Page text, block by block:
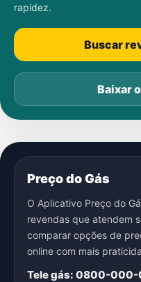
rapidez.
Buscar
Baixar
Preço do Gás
O Aplicativo Preço do
revendas que atendem
comparar opções de
online com mais
Tele gás: 0800-